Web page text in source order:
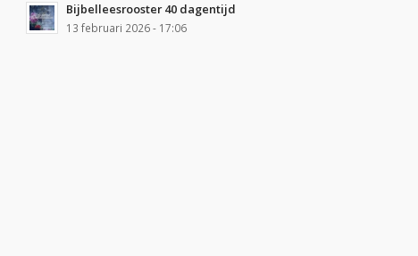
Bijbelleesrooster 40 dagentijd
13 februari 2026 - 17:06